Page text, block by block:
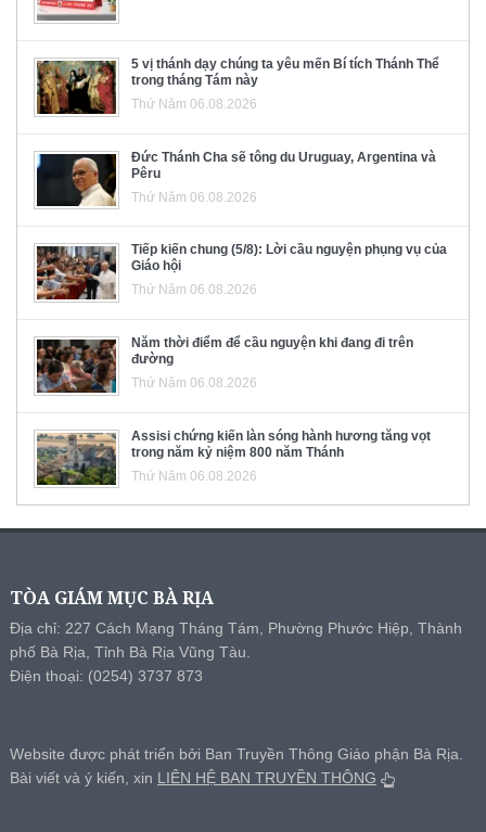
5 vị thánh dạy chúng ta yêu mến Bí tích Thánh Thể
trong tháng Tám này
Thứ Năm 06.08.2026
Đức Thánh Cha sẽ tông du Uruguay, Argentina và
Pêru
Thứ Năm 06.08.2026
Tiếp kiến chung (5/8): Lời cầu nguyện phụng vụ của
Giáo hội
Thứ Năm 06.08.2026
Năm thời điểm để cầu nguyện khi đang đi trên
đường
Thứ Năm 06.08.2026
Assisi chứng kiến làn sóng hành hương tăng vọt
trong năm kỷ niệm 800 năm Thánh
Thứ Năm 06.08.2026
TÒA GIÁM MỤC BÀ RỊA
Địa chỉ: 227 Cách Mạng Tháng Tám, Phường Phước Hiệp, Thành
phố Bà Rịa, Tỉnh Bà Rịa Vũng Tàu.
Điện thoại: (0254) 3737 873
Website được phát triển bởi Ban Truyền Thông Giáo phận Bà Rịa.
Bài viết và ý kiến, xin LIÊN HỆ BAN TRUYỀN THÔNG